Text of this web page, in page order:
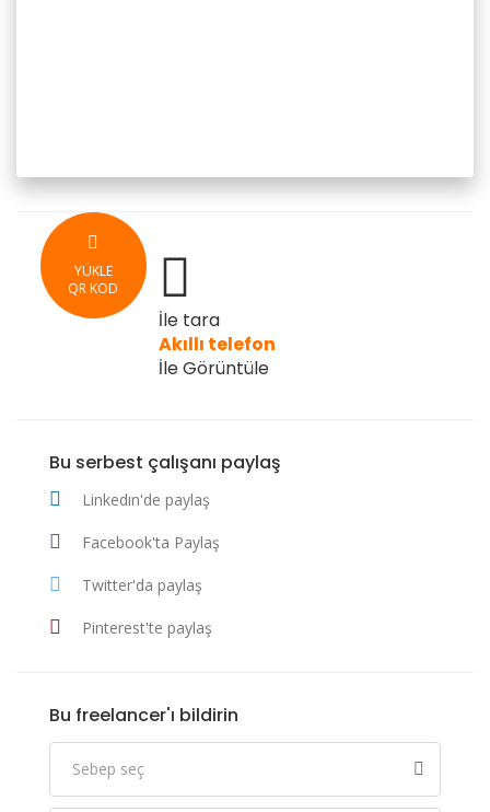
YÜKLE
QR KOD
İle tara
Akıllı telefon
İle Görüntüle
Bu serbest çalışanı paylaş
Linkedın'de paylaş
Facebook'ta Paylaş
Twitter'da paylaş
Pinterest'te paylaş
Bu freelancer'ı bildirin